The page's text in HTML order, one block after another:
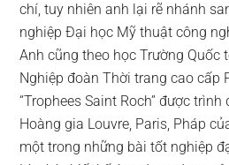
chí, tuy nhiên anh lại rẽ nhánh
nghiệp Đại học Mỹ thuật công
Anh cũng theo học Trường Quốc
Nghiệp đoàn Thời trang cao cấp
“Trophees Saint Roch” được
Hoàng gia Louvre, Paris, Pháp
một trong những bài tốt nghiệp